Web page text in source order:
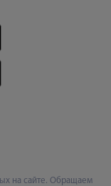
на сайте. Обращаем